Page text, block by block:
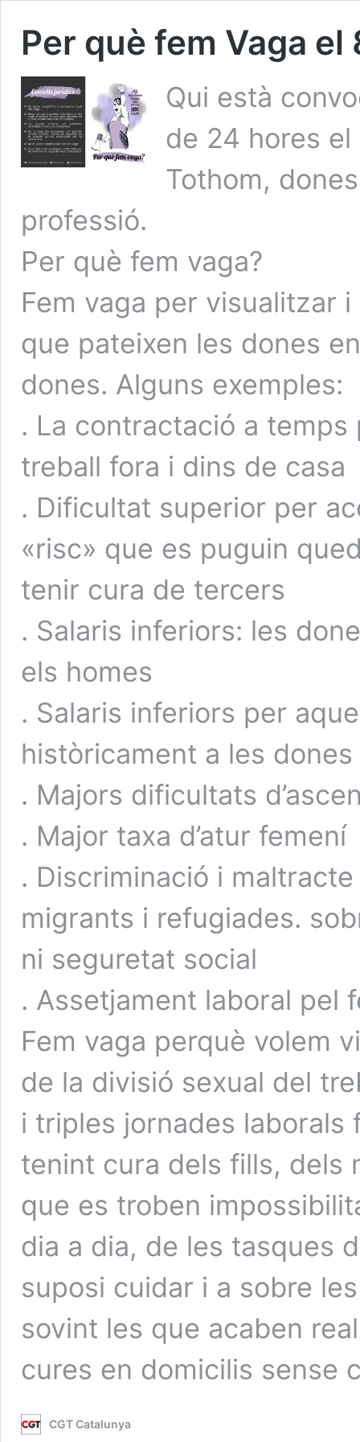
Per què fem Vaga el
Qui està
de 24 hores
Tothom,
professió.
Per què fem vaga?
Fem vaga per visualitzar
que pateixen les dones
dones. Alguns exemples:
. La contractació a
treball fora i dins de casa
. Dificultat superior per
«risc» que es puguin
tenir cura de tercers
. Salaris inferiors: les
els homes
. Salaris inferiors per
històricament a les dones
. Majors dificultats
. Major taxa d’atur femení
. Discriminació i
migrants i refugiades.
ni seguretat social
. Assetjament laboral pel
Fem vaga perquè volem
de la divisió sexual del
i triples jornades laborals
tenint cura dels fills, dels
que es troben
dia a dia, de les tasques
suposi cuidar i a sobre
sovint les que acaben
cures en domicilis sense
CGT Catalunya